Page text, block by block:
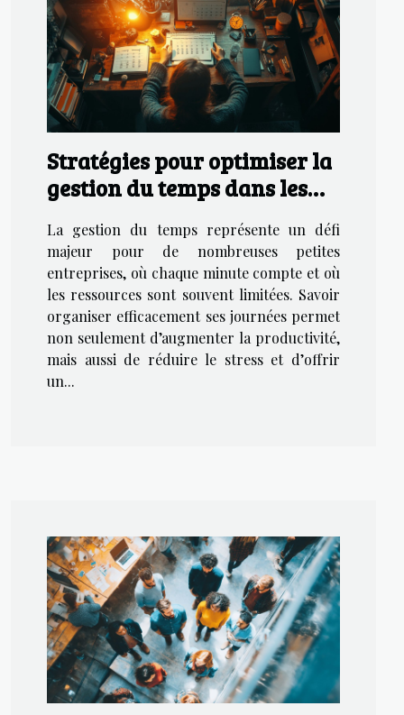
Stratégies pour optimiser la
gestion du temps dans les
La gestion du temps représente un défi
majeur pour de nombreuses petites
entreprises, où chaque minute compte et où
les ressources sont souvent limitées. Savoir
organiser efficacement ses journées permet
non seulement d’augmenter la productivité,
mais aussi de réduire le stress et d’offrir
un...